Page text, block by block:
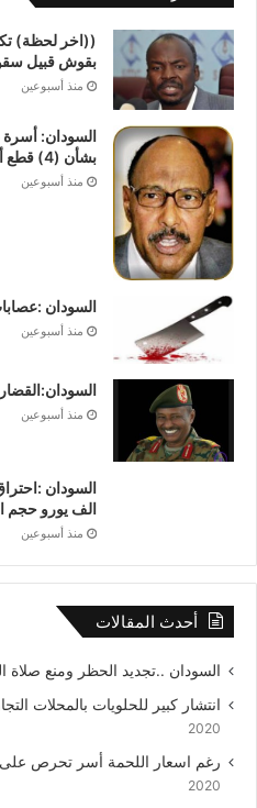
((اخر لحظة)
بقوش قبيل
منذ أسبوعين
السودان:
بشأن (4) قطع أراضي
منذ أسبوعين
السودان
منذ أسبوعين
منذ أسبوعين
الف يورو حجم
منذ أسبوعين
أحدث المقالات
السودان ..تجديد الحظر ومنع صلاة
انتشار كبير للحلويات بالمحلات
2020
رغم اسعار اللحمة أسر تحرص على
2020